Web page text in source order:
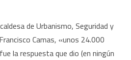
de Urbanismo, Seguridad y
Camas, «unos 24.000
la respuesta que dio (en ningún